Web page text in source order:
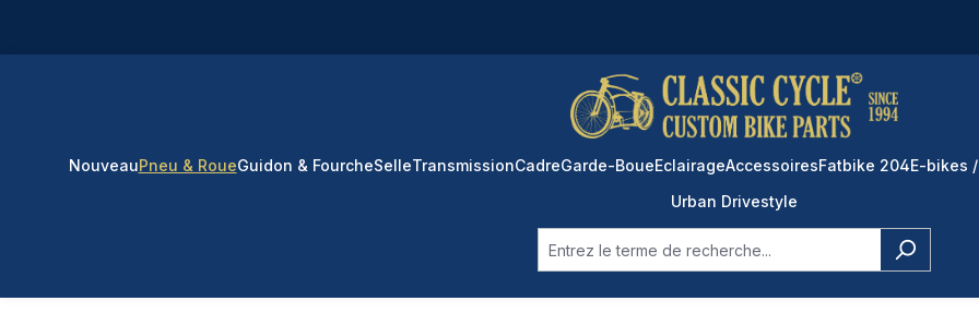
NouveauPneu & RoueGuidon & FourcheSelleTransmissionCadreGarde-BoueEclairageAccessoiresFatbike 204E-bikes
Urban Drivestyle